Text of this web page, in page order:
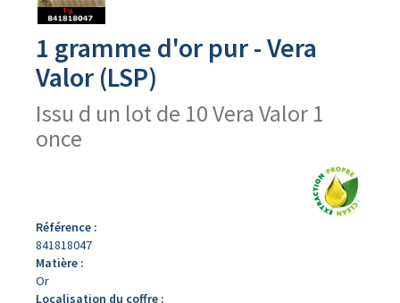
1 gramme d'or pur - Vera
Valor (LSP)
Issu d un lot de 10 Vera Valor 1
once
Référence :
841818047
Matière :
Or
Localisation du coffre :